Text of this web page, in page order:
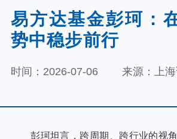
首页
基金经理
指数专区
易方达基金彭珂：
势中稳步前行
时间：2026-07-06 来源：上